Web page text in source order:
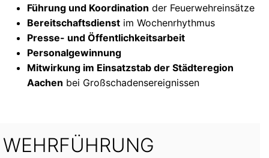
Führung und Koordination der Feuerwehreinsätze
Bereitschaftsdienst im Wochenrhythmus
Presse- und Öffentlichkeitsarbeit
Personalgewinnung
Mitwirkung im Einsatzstab der Städteregion
Aachen bei Großschadensereignissen
WEHRFÜHRUNG